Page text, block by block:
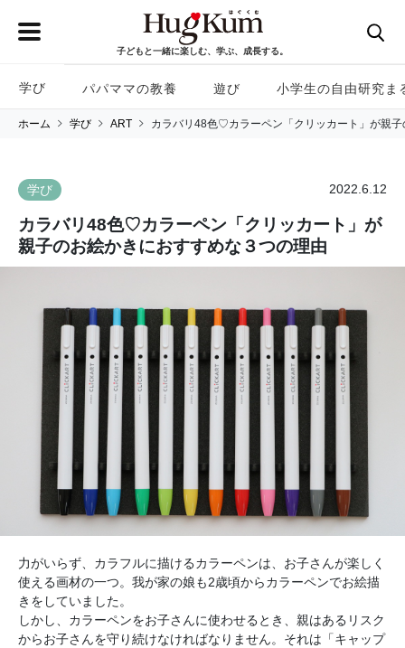
子どもと一緒に楽しむ、学ぶ、成長する。
学び パパママの教養 遊び 小学生の自由研究ま
ホーム 学び ART カラバリ48色♡カラーペン「クリッカート」が親
学び 2022.6.12
カラバリ48色♡カラーペン「クリッカート」が
親子のお絵かきにおすすめな３つの理由
力がいらず、カラフルに描けるカラーペンは、お子さんが楽しく
使える画材の一つ。我が家の娘も2歳頃からカラーペンでお絵描
きをしていました。
しかし、カラーペンをお子さんに使わせるとき、親はあるリスク
からお子さんを守り続けなければなりません。それは「キャップ